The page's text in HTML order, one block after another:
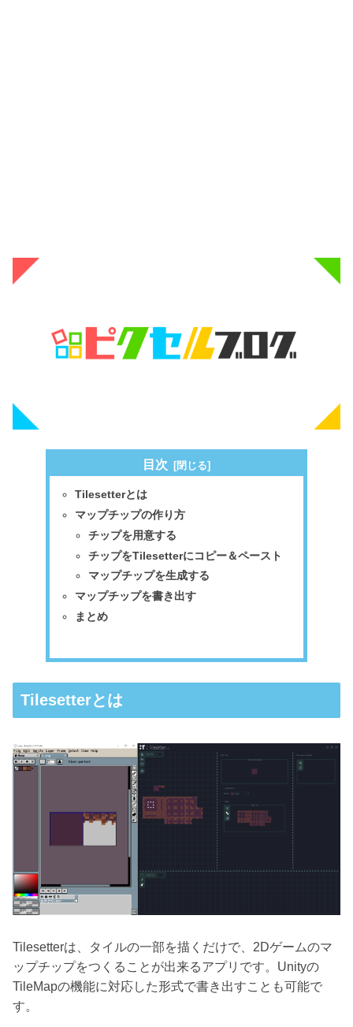
目次
Tilesetterとは
マップチップの作り方
チップを用意する
チップをTilesetterにコピー＆ペースト
マップチップを生成する
マップチップを書き出す
まとめ
Tilesetterとは
Tilesetterは、タイルの一部を描くだけで、2Dゲームのマ
ップチップをつくることが出来るアプリです。Unityの
TileMapの機能に対応した形式で書き出すことも可能で
す。